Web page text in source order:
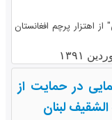
اهتزار پرچم افغانستان
در حمایت از
لبنان